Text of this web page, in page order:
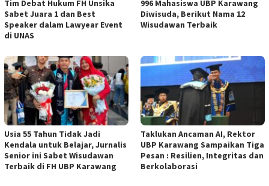
Tim Debat Hukum FH Unsika
Sabet Juara 1 dan Best
Speaker dalam Lawyear Event
di UNAS
996 Mahasiswa UBP Karawang
Diwisuda, Berikut Nama 12
Wisudawan Terbaik
Usia 55 Tahun Tidak Jadi
Kendala untuk Belajar, Jurnalis
Senior ini Sabet Wisudawan
Terbaik di FH UBP Karawang
Taklukan Ancaman AI, Rektor
UBP Karawang Sampaikan Tiga
Pesan : Resilien, Integritas dan
Berkolaborasi